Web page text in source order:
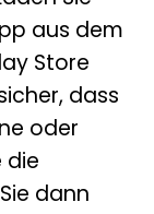
aus dem
Store
dass
oder
die
dann